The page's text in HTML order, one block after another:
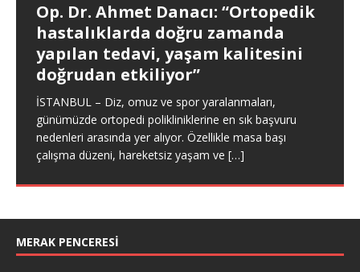
Op. Dr. Ahmet Danacı: “Ortopedik
hastalıklarda doğru zamanda
yapılan tedavi, yaşam kalitesini
doğrudan etkiliyor”
İSTANBUL – Diz, omuz ve spor yaralanmaları,
günümüzde ortopedi polikliniklerine en sık başvuru
nedenleri arasında yer alıyor. Özellikle masa başı
çalışma düzeni, hareketsiz yaşam ve […]
hatırlamak için vazgeçilmez bir araçtır. İşte, ajandaya
yazılması gerekenler ve pratik ipuçları! Ajanda Ne İçin
Tutulur? Ajanda, yaşamımızdaki önemli […]
oynanan, sabır ve hesap işidir. Ancak bilardonun gizli
kahramanı nedir biliyor musunuz? O pürüzsüz,
mükemmel yuvarlaklıkta, her vuruşta sesini
duyduğumuz
Masallar ve hikayeler, insanlık tarihinin derinliklerinden
beri kültürler arasında iletilen ve değer verilen anlatı
formlarıdır. Her ikisi de yaşamı, insan ilişkilerini ve evreni
anlama ve […]
MERAK PENCERESİ